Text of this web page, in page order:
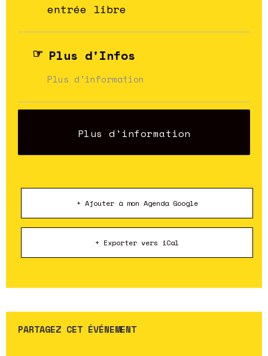
entrée libre
Plus d'Infos
Plus d'information
Plus d'information
+ Ajouter à mon Agenda Google
+ Exporter vers iCal
PARTAGEZ CET ÉVÉNEMENT